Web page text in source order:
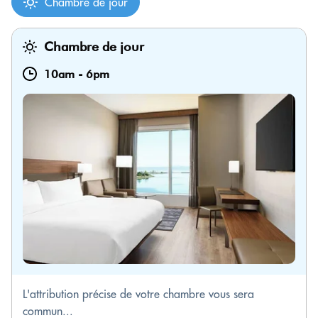
Chambre de jour
10am - 6pm
L'attribution précise de votre chambre vous sera
commun...